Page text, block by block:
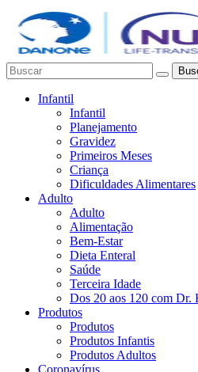
Infantil
Infantil
Planejamento
Gravidez
Primeiros Meses
Criança
Dificuldades Alimentares
Adulto
Adulto
Alimentação
Bem-Estar
Dieta Enteral
Saúde
Terceira Idade
Dos 20 aos 120 com Dr.
Produtos
Produtos
Produtos Infantis
Produtos Adultos
Coronavírus